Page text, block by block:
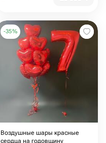
-35%
Воздушные шары красные
сердца на годовщину